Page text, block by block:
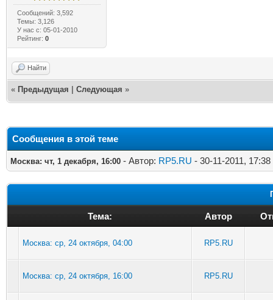
Сообщений: 3,592
Темы: 3,126
У нас с: 05-01-2010
Рейтинг: 0
Найти
« Предыдущая Следующая »
Сообщения в этой теме
Москва: чт, 1 декабря, 16:00 - Автор: RP5.RU - 30-11-2011, 17:38
Тема: Автор
Москва: ср, 24 октября, 04:00 RP5.RU
Москва: ср, 24 октября, 16:00 RP5.RU